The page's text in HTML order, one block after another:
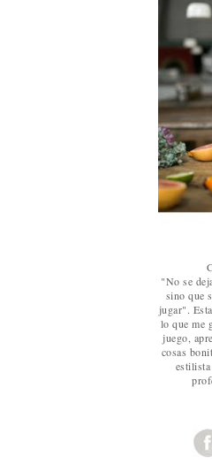
"No se
sino que
jugar".
lo que me
juego,
cosas